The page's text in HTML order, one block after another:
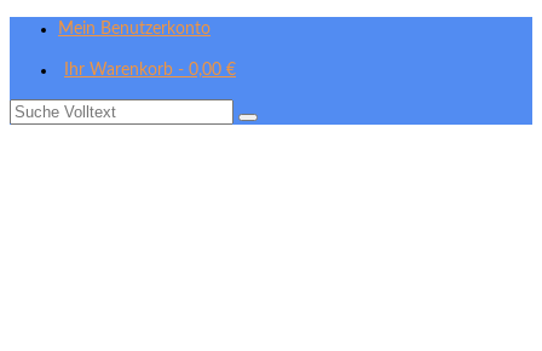
Mein Benutzerkonto
Ihr Warenkorb - 0,00 €
Suche